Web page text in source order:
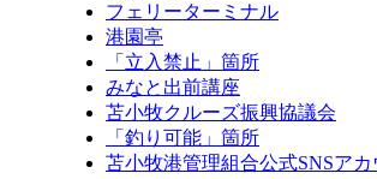
フェリーターミナル
港園亭
「立入禁止」箇所
みなと出前講座
苫小牧クルーズ振興協議会
「釣り可能」箇所
苫小牧港管理組合公式SNSアカ